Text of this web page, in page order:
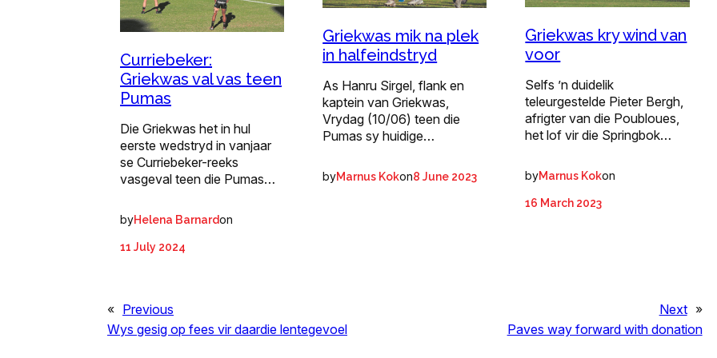
Curriebeker:
Griekwas val vas teen
Pumas
Die Griekwas het in hul
eerste wedstryd in vanjaar
se Curriebeker-reeks
vasgeval teen die Pumas…
byHelena Barnardon
11 July 2024
Griekwas mik na plek
in halfeindstryd
As Hanru Sirgel, flank en
kaptein van Griekwas,
Vrydag (10/06) teen die
Pumas sy huidige…
byMarnus Kokon8 June 2023
Griekwas kry wind van
voor
Selfs ’n duidelik
teleurgestelde Pieter Bergh,
afrigter van die Poubloues,
het lof vir die Springbok…
byMarnus Kokon
16 March 2023
« Previous
Wys gesig op fees vir daardie lentegevoel
Next »
Paves way forward with donation